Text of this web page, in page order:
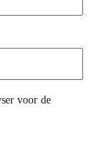
voor de